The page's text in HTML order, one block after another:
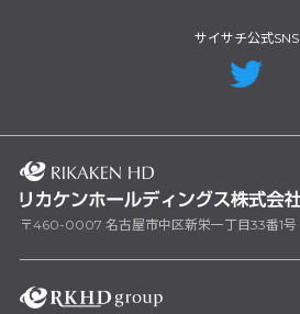
サイサチ公式SNS
〒460-0007 名古屋市中区新栄一丁目33番1号